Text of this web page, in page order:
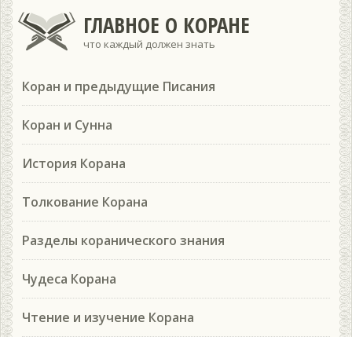
ГЛАВНОЕ О КОРАНЕ
что каждый должен знать
Коран и предыдущие Писания
Коран и Сунна
История Корана
Толкование Корана
Разделы коранического знания
Чудеса Корана
Чтение и изучение Корана